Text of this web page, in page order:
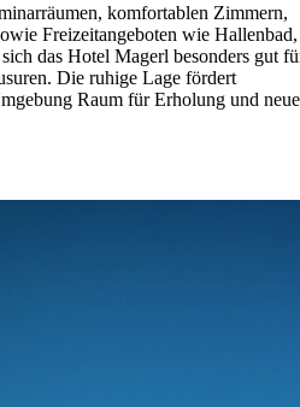
komfortablen Zimmern,
Freizeitangeboten wie Hallenbad,
das Hotel Magerl besonders gut
. Die ruhige Lage fördert
Raum für Erholung und neue